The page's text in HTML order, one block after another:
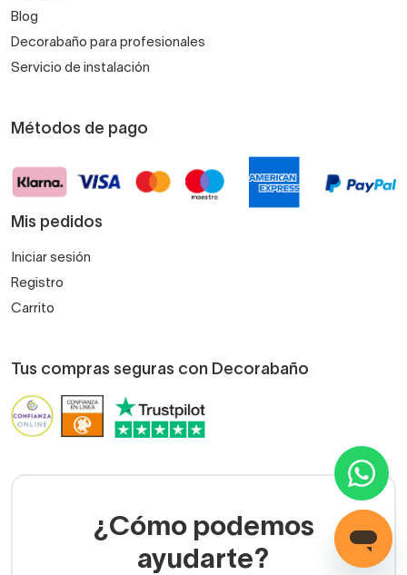
Blog
Decorabaño para profesionales
Servicio de instalación
Métodos de pago
Mis pedidos
Iniciar sesión
Registro
Carrito
Tus compras seguras con Decorabaño
¿Cómo podemos
ayudarte?